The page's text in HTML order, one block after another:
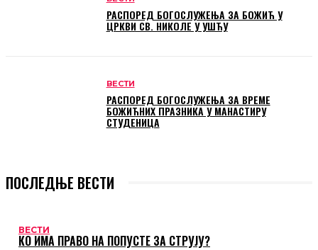
РАСПОРЕД БОГОСЛУЖЕЊА ЗА БОЖИЋ У
ЦРКВИ СВ. НИКОЛЕ У УШЋУ
ВЕСТИ
РАСПОРЕД БОГОСЛУЖЕЊА ЗА ВРЕМЕ
БОЖИЋНИХ ПРАЗНИКА У МАНАСТИРУ
СТУДЕНИЦА
ПОСЛЕДЊЕ ВЕСТИ
ВЕСТИ
КО ИМА ПРАВО НА ПОПУСТЕ ЗА СТРУЈУ?